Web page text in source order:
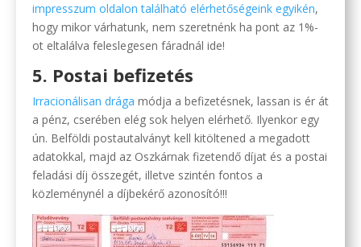
impresszum oldalon található elérhetőségeink egyikén,
hogy mikor várhatunk, nem szeretnénk ha pont az 1%-
ot eltalálva feleslegesen fáradnál ide!
5. Postai befizetés
Irracionálisan drága módja a befizetésnek, lassan is ér át
a pénz, cserében elég sok helyen elérhető. Ilyenkor egy
ún. Belföldi postautalványt kell kitöltened a megadott
adatokkal, majd az Oszkárnak fizetendő díjat és a postai
feladási díj összegét, illetve szintén fontos a
közleménynél a díjbekérő azonosító!!!